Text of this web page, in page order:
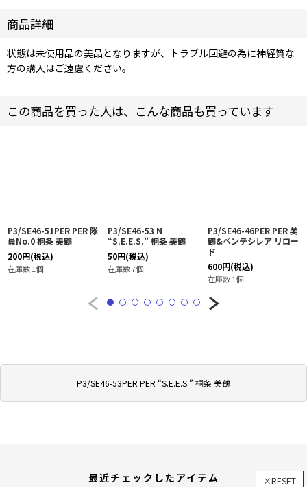
P3/SE46-53PER PER “S.E.E.S.” 桐条 美鶴
商品詳細
状態は未使用品の美品となりますが、トラブル回避の為に神経質な
方の購入はご遠慮ください。
この商品を買った人は、こんな商品も買っています
P3/SE46-51PER PER 隊
員No.0 桐条 美鶴
200円(税込)
在庫数 1個
P3/SE46-53 N
“S.E.E.S.” 桐条 美鶴
50円(税込)
在庫数 7個
P3/SE46-46PER PER 美
鶴&ペンテシレア リロー
ド
600円(税込)
在庫数 1個
最近チェックしたアイテム ×RESET